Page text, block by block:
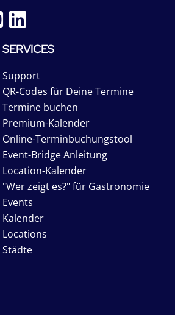
SERVICES
Support
QR-Codes für Deine Termine
Termine buchen
Premium-Kalender
Online-Terminbuchungstool
Event-Bridge Anleitung
Location-Kalender
"Wer zeigt es?" für Gastronomie
Events
Kalender
Locations
Städte